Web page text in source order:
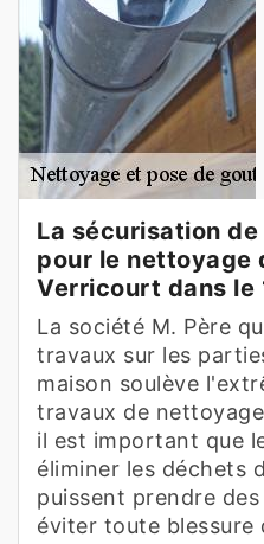
La sécurisation
pour le nettoyage
Verricourt dans le
La société M. Père
travaux sur les
maison soulève
travaux de
il est important que
éliminer les déchets
puissent prendre
éviter toute blessure